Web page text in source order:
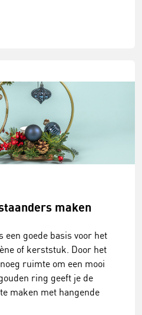
maken
een goede basis voor het
of kerststuk. Door het
ruimte om een mooi
ring geeft je de
maken met hangende